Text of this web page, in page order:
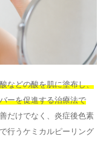
などの酸を肌に塗布し、
ーを促進する治療法で
だけでなく、炎症後色素
行うケミカルピーリング